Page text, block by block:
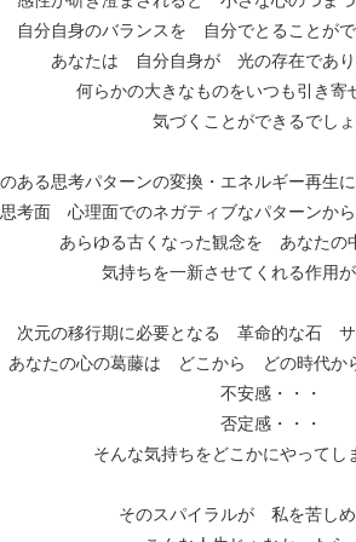
自分自身のバランスを 自分でとることがで
あなたは 自分自身が 光の存在であり
何らかの大きなものをいつも引き寄
気づくことができるでしょ
ある思考パターンの変換・エネルギー再生
思考面 心理面でのネガティブなパターンか
あらゆる古くなった観念を あなたの
気持ちを一新させてくれる作用が
次元の移行期に必要となる 革命的な石 サ
あなたの心の葛藤は どこから どの時代か
不安感・・・
否定感・・・
そんな気持ちをどこかにやってし
そのスパイラルが 私を苦しめ